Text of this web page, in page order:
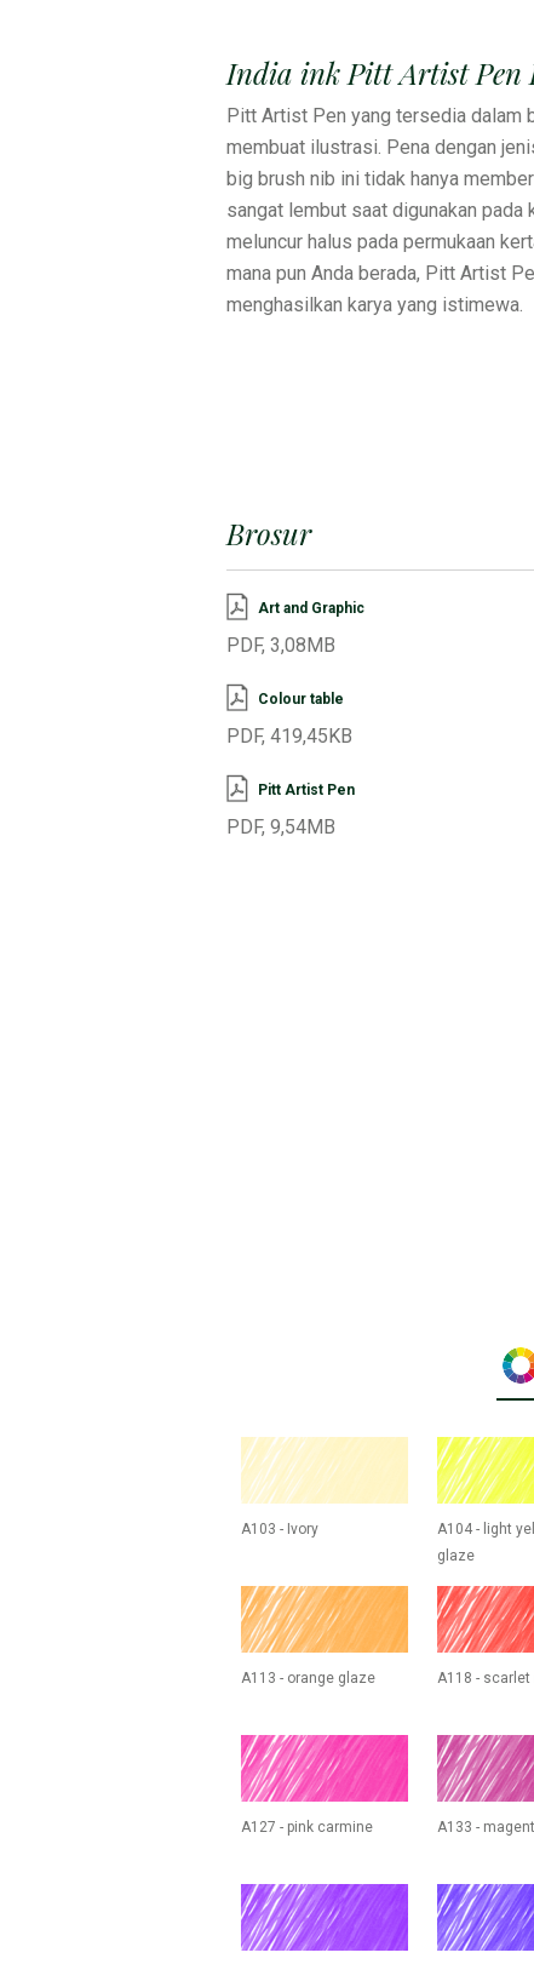
India ink Pitt Artist Pen
Pitt Artist Pen yang tersedia dalam
membuat ilustrasi. Pena dengan
big brush nib ini tidak hanya
sangat lembut saat digunakan pada
meluncur halus pada permukaan
mana pun Anda berada, Pitt Artist
menghasilkan karya yang istimewa.
Brosur
Art and Graphic
PDF, 3,08MB
Colour table
PDF, 419,45KB
Pitt Artist Pen
PDF, 9,54MB
A103 - Ivory
A104 - light
glaze
A113 - orange glaze A118 - scarlet
A127 - pink carmine A133 -